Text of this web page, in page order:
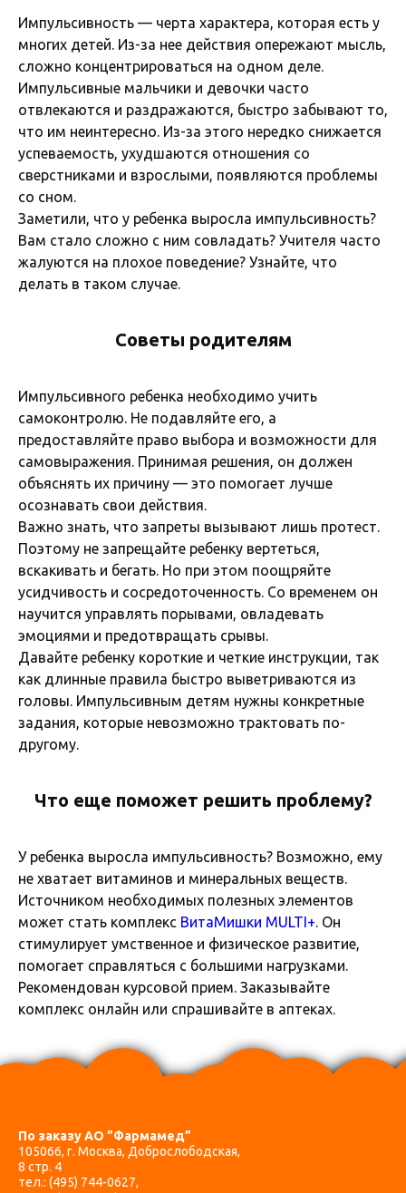
Импульсивность — черта характера, которая есть у
многих детей. Из-за нее действия опережают мысль,
сложно концентрироваться на одном деле.
Импульсивные мальчики и девочки часто
отвлекаются и раздражаются, быстро забывают то,
что им неинтересно. Из-за этого нередко снижается
успеваемость, ухудшаются отношения со
сверстниками и взрослыми, появляются проблемы
со сном.
Заметили, что у ребенка выросла импульсивность?
Вам стало сложно с ним совладать? Учителя часто
жалуются на плохое поведение? Узнайте, что
делать в таком случае.
Советы родителям
Импульсивного ребенка необходимо учить
самоконтролю. Не подавляйте его, а
предоставляйте право выбора и возможности для
самовыражения. Принимая решения, он должен
объяснять их причину — это помогает лучше
осознавать свои действия.
Важно знать, что запреты вызывают лишь протест.
Поэтому не запрещайте ребенку вертеться,
вскакивать и бегать. Но при этом поощряйте
усидчивость и сосредоточенность. Со временем он
научится управлять порывами, овладевать
эмоциями и предотвращать срывы.
Давайте ребенку короткие и четкие инструкции, так
как длинные правила быстро выветриваются из
головы. Импульсивным детям нужны конкретные
задания, которые невозможно трактовать по-
другому.
Что еще поможет решить проблему?
У ребенка выросла импульсивность? Возможно, ему
не хватает витаминов и минеральных веществ.
Источником необходимых полезных элементов
может стать комплекс ВитаМишки MULTI+. Он
стимулирует умственное и физическое развитие,
помогает справляться с большими нагрузками.
Рекомендован курсовой прием. Заказывайте
комплекс онлайн или спрашивайте в аптеках.
По заказу АО ”Фармамед”
105066, г. Москва, Доброслободская,
8 стр. 4
тел.: (495) 744-0627,